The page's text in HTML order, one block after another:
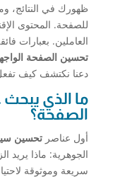
ظهورك في النتائج،
للصفحة. المحتوى
العاملين. بعبارات
تحسين الصفحة
دعنا نكتشف كيف
ما الذي
الصفحة؟
أول عناصر تحسين
الجوهرية: ماذا يريد
سريعة وموثوقة